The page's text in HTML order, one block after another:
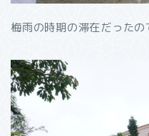
梅雨の時期の滞在だったの